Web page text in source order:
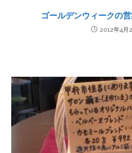
ゴールデンウィークの
2012年4月